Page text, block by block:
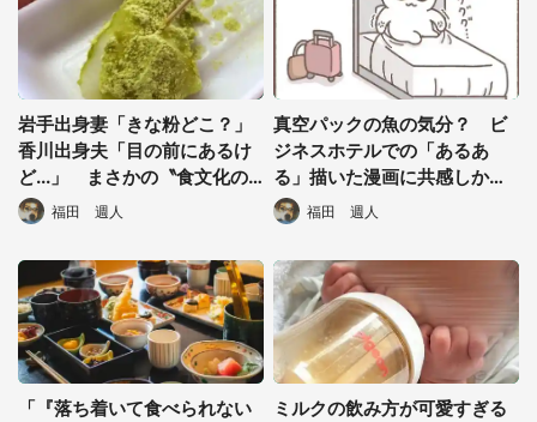
岩手出身妻「きな粉どこ？」
香川出身夫「目の前にあるけ
ど...」 まさかの〝食文化の
差〟に1万人驚がく
福田 週人
真空パックの魚の気分？ ビ
ジネスホテルでの「あるあ
る」描いた漫画に共感しかな
い
福田 週人
「『落ち着いて食べられない
ミルクの飲み方が可愛すぎる